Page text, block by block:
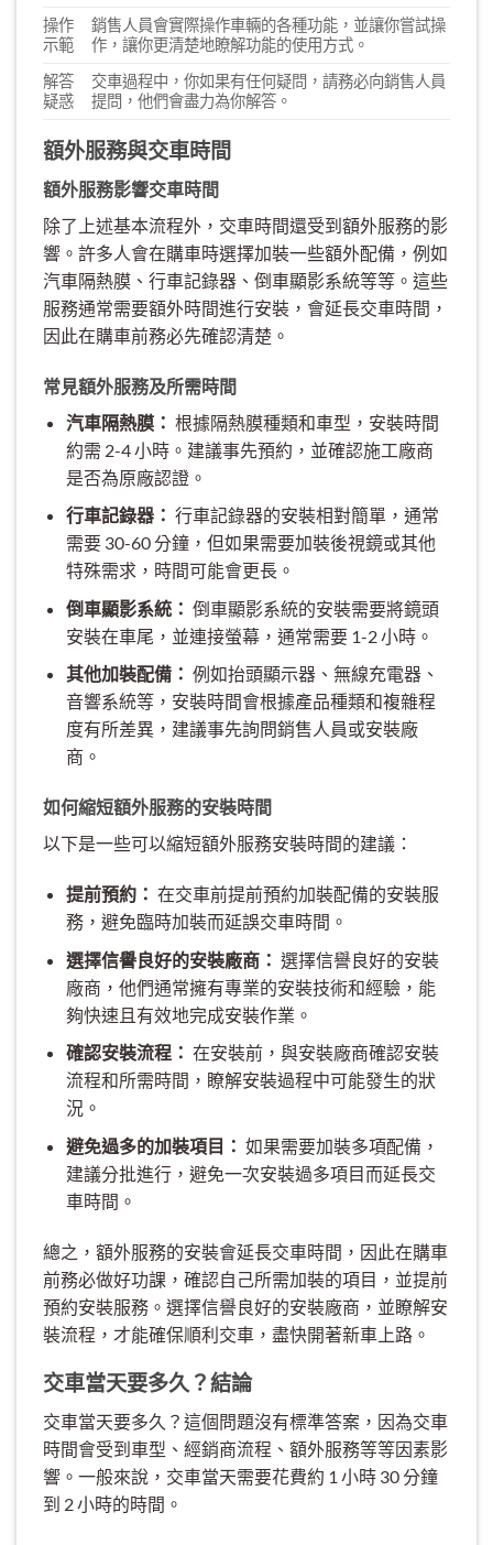
操作
示範
銷售人員會實際操作車輛的各種功能，並讓你嘗試操
作，讓你更清楚地瞭解功能的使用方式。
解答
疑惑
交車過程中，你如果有任何疑問，請務必向銷售人員
提問，他們會盡力為你解答。
額外服務與交車時間
額外服務影響交車時間
除了上述基本流程外，交車時間還受到額外服務的影
響。許多人會在購車時選擇加裝一些額外配備，例如
汽車隔熱膜、行車記錄器、倒車顯影系統等等。這些
服務通常需要額外時間進行安裝，會延長交車時間，
因此在購車前務必先確認清楚。
常見額外服務及所需時間
汽車隔熱膜： 根據隔熱膜種類和車型，安裝時間
約需 2-4 小時。建議事先預約，並確認施工廠商
是否為原廠認證。
行車記錄器： 行車記錄器的安裝相對簡單，通常
需要 30-60 分鐘，但如果需要加裝後視鏡或其他
特殊需求，時間可能會更長。
倒車顯影系統： 倒車顯影系統的安裝需要將鏡頭
安裝在車尾，並連接螢幕，通常需要 1-2 小時。
其他加裝配備： 例如抬頭顯示器、無線充電器、
音響系統等，安裝時間會根據產品種類和複雜程
度有所差異，建議事先詢問銷售人員或安裝廠
商。
如何縮短額外服務的安裝時間
以下是一些可以縮短額外服務安裝時間的建議：
提前預約： 在交車前提前預約加裝配備的安裝服
務，避免臨時加裝而延誤交車時間。
選擇信譽良好的安裝廠商： 選擇信譽良好的安裝
廠商，他們通常擁有專業的安裝技術和經驗，能
夠快速且有效地完成安裝作業。
確認安裝流程： 在安裝前，與安裝廠商確認安裝
流程和所需時間，瞭解安裝過程中可能發生的狀
況。
避免過多的加裝項目： 如果需要加裝多項配備，
建議分批進行，避免一次安裝過多項目而延長交
車時間。
總之，額外服務的安裝會延長交車時間，因此在購車
前務必做好功課，確認自己所需加裝的項目，並提前
預約安裝服務。選擇信譽良好的安裝廠商，並瞭解安
裝流程，才能確保順利交車，盡快開著新車上路。
交車當天要多久？結論
交車當天要多久？這個問題沒有標準答案，因為交車
時間會受到車型、經銷商流程、額外服務等等因素影
響。一般來說，交車當天需要花費約 1 小時 30 分鐘
到 2 小時的時間。